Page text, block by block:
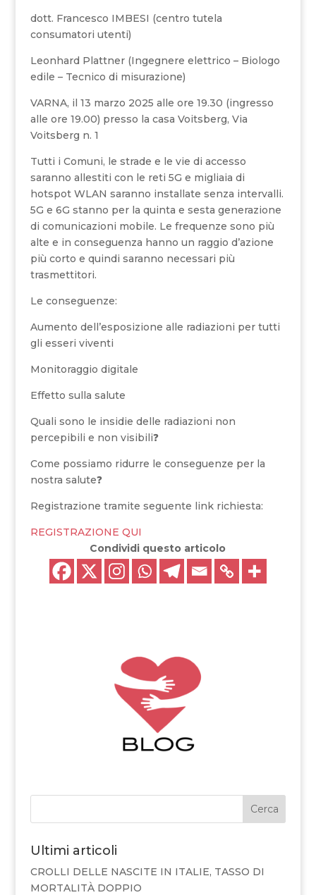
dott. Francesco IMBESI (centro tutela
consumatori utenti)
Leonhard Plattner (Ingegnere elettrico – Biologo
edile – Tecnico di misurazione)
VARNA, il 13 marzo 2025 alle ore 19.30 (ingresso
alle ore 19.00) presso la casa Voitsberg, Via
Voitsberg n. 1
Tutti i Comuni, le strade e le vie di accesso
saranno allestiti con le reti 5G e migliaia di
hotspot WLAN saranno installate senza intervalli.
5G e 6G stanno per la quinta e sesta generazione
di comunicazioni mobile. Le frequenze sono più
alte e in conseguenza hanno un raggio d’azione
più corto e quindi saranno necessari più
trasmettitori.
Le conseguenze:
Aumento dell’esposizione alle radiazioni per tutti
gli esseri viventi
Monitoraggio digitale
Effetto sulla salute
Quali sono le insidie delle radiazioni non
percepibili e non visibili❓
Come possiamo ridurre le conseguenze per la
nostra salute❓
Registrazione tramite seguente link richiesta:
REGISTRAZIONE QUI
Condividi questo articolo
Cerca
Ultimi articoli
CROLLI DELLE NASCITE IN ITALIE, TASSO DI
MORTALITÀ DOPPIO